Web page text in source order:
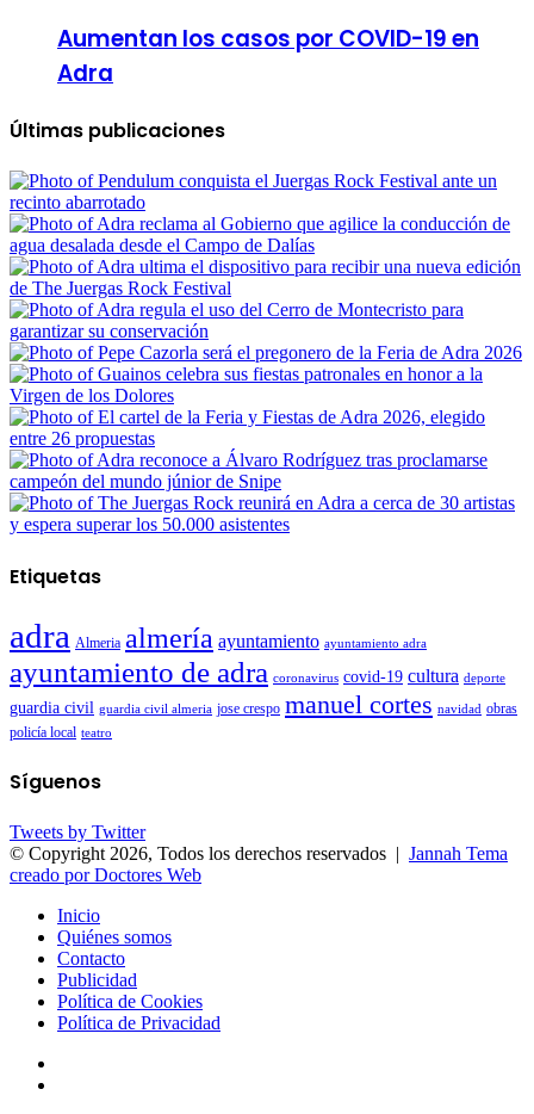
Aumentan los casos por COVID-19 en
Adra
Últimas publicaciones
Etiquetas
adra Almeria almería ayuntamiento ayuntamiento adra
ayuntamiento de adra coronavirus covid-19 cultura deporte
guardia civil guardia civil almeria jose crespo manuel cortes navidad obras
policía local teatro
Síguenos
Tweets by Twitter
© Copyright 2026, Todos los derechos reservados | Jannah Tema
creado por Doctores Web
Inicio
Quiénes somos
Contacto
Publicidad
Política de Cookies
Política de Privacidad